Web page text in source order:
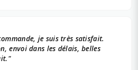
je suis très satisfait.
envoi dans les délais, belles